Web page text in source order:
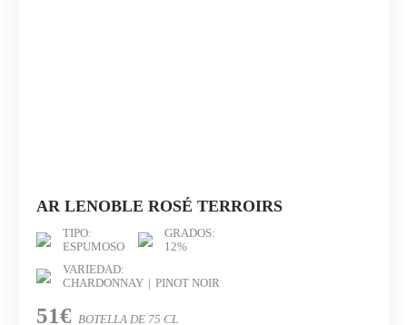
AR LENOBLE ROSÉ TERROIRS
TIPO:
ESPUMOSO
GRADOS:
12%
VARIEDAD:
CHARDONNAY
PINOT NOIR
51€ BOTELLA DE 75 CL